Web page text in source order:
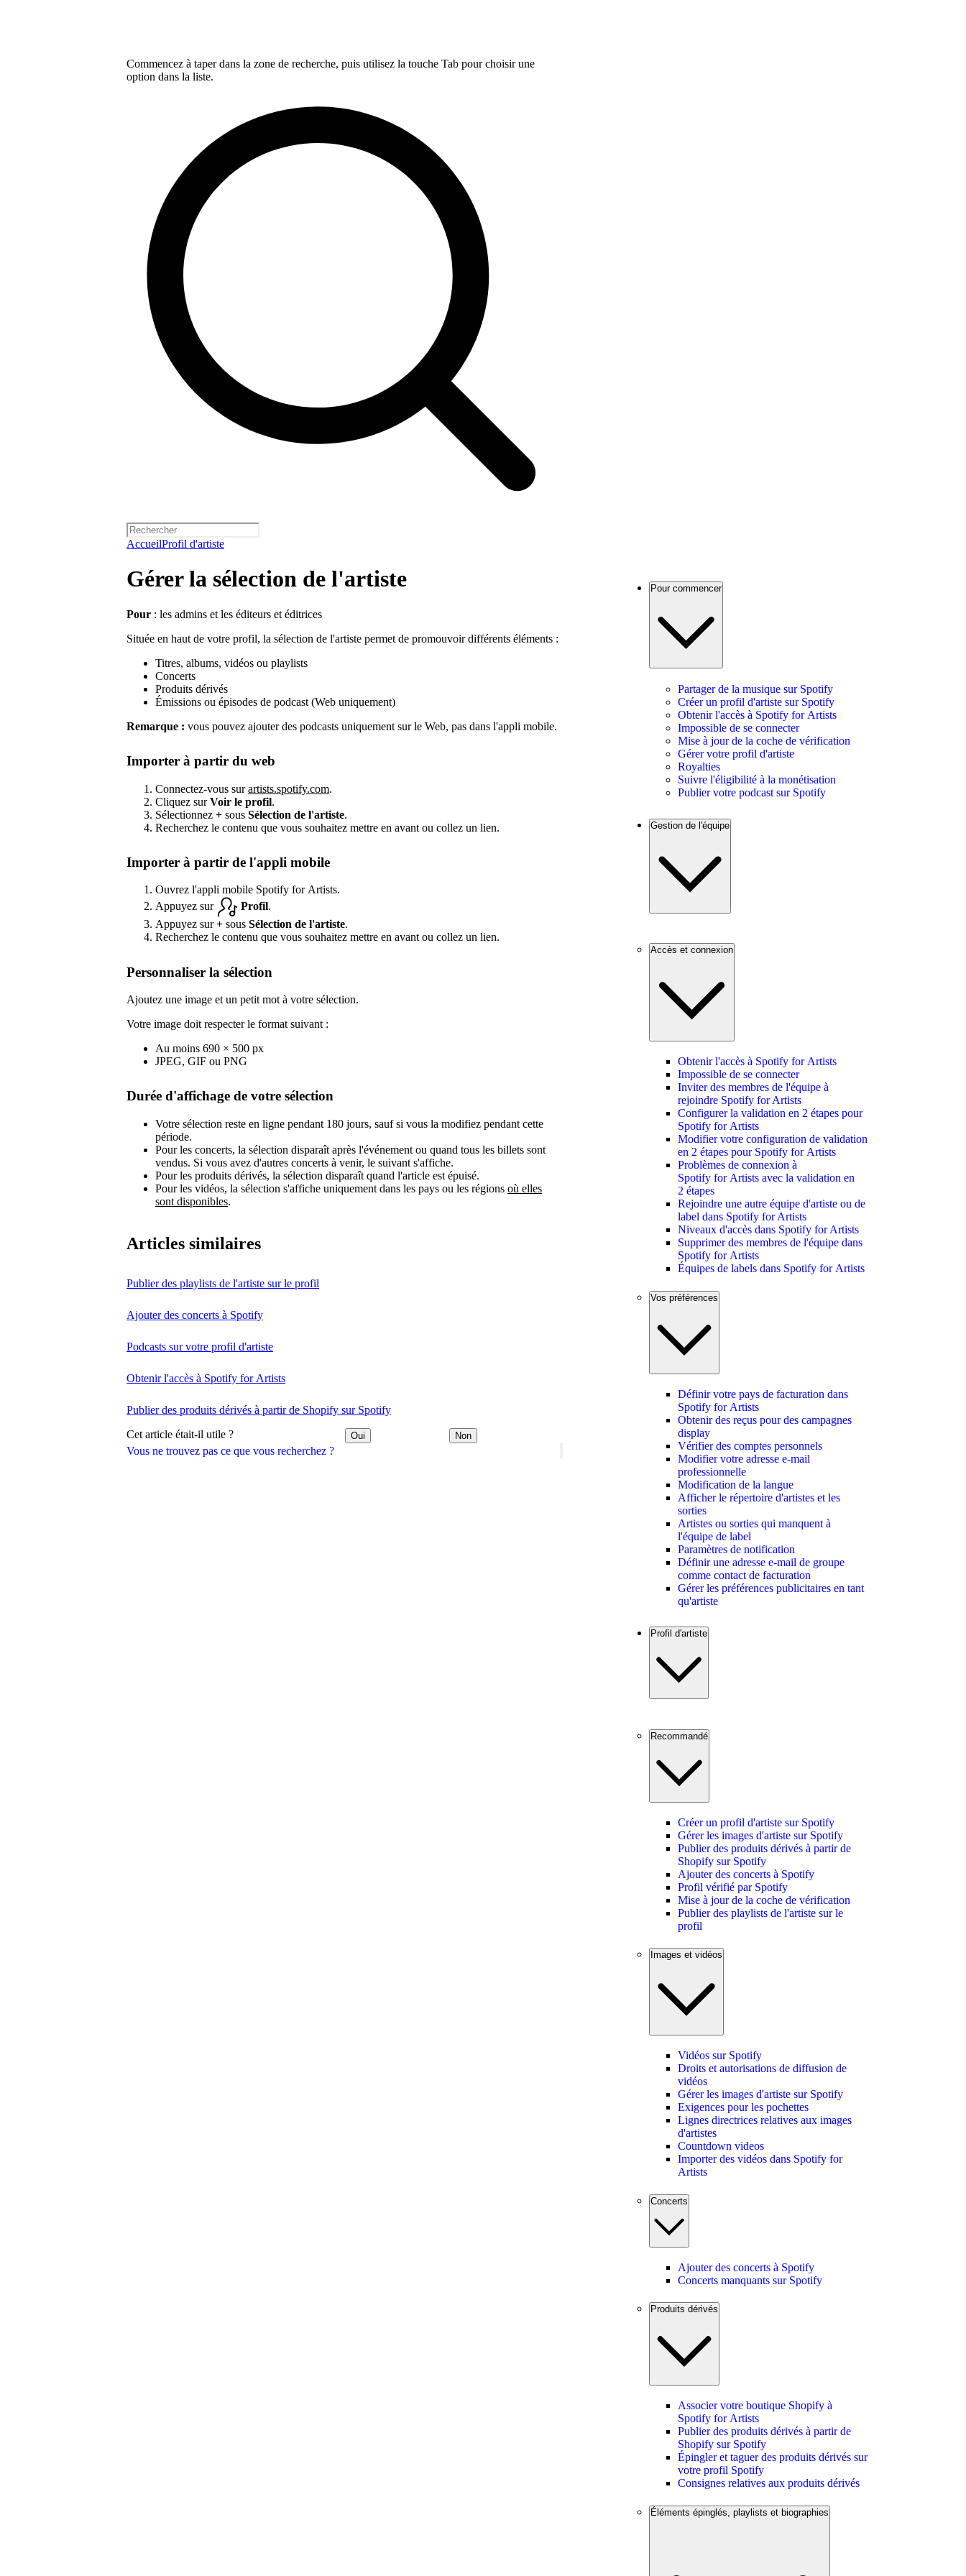
Commencez à taper dans la zone de recherche, puis utilisez la touche Tab pour choisir une
option dans la liste.
AccueilProfil d'artiste
Vous ne trouvez pas ce que vous recherchez ?
Gérer la sélection de l'artiste
Pour : les admins et les éditeurs et éditrices
Située en haut de votre profil, la sélection de l'artiste permet de promouvoir différents éléments :
Titres, albums, vidéos ou playlists
Concerts
Produits dérivés
Émissions ou épisodes de podcast (Web uniquement)
Remarque : vous pouvez ajouter des podcasts uniquement sur le Web, pas dans l'appli mobile.
Importer à partir du web
Connectez-vous surartists.spotify.com.
Cliquez surVoir le profil.
Sélectionnez + sous Sélection de l'artiste.
Recherchez le contenu que vous souhaitez mettre en avant ou collez un lien.
Importer à partir de l'appli mobile
Ouvrez l'appli mobile Spotify for Artists.
Appuyez sur
Profil.
Appuyez sur+ sous Sélection de l'artiste.
Recherchez le contenu que vous souhaitez mettre en avant ou collez un lien.
Personnaliser la sélection
Ajoutez une image et un petit mot à votre sélection.
Votre image doit respecter le format suivant :
Au moins 690 × 500 px
JPEG, GIF ou PNG
Durée d'affichage de votre sélection
Votre sélection reste en ligne pendant 180 jours, sauf si vous la modifiez pendant cette
période.
Pour les concerts, la sélection disparaît après l'événement ou quand tous les billets sont
vendus. Si vous avez d'autres concerts à venir, le suivant s'affiche.
Pour les produits dérivés, la sélection disparaît quand l'article est épuisé.
Pour les vidéos, la sélection s'affiche uniquement dans les pays ou les régions où elles
sont disponibles.
Articles similaires
Publier des playlists de l'artiste sur le profil
Ajouter des concerts à Spotify
Podcasts sur votre profil d'artiste
Obtenir l'accès à Spotify for Artists
Publier des produits dérivés à partir de Shopify sur Spotify
Cet article était-il utile ? Oui Non
Pour commencer
Partager de la musique sur Spotify
Créer un profil d'artiste sur Spotify
Obtenir l'accès à Spotify for Artists
Impossible de se connecter
Mise à jour de la coche de vérification
Gérer votre profil d'artiste
Royalties
Suivre l'éligibilité à la monétisation
Publier votre podcast sur Spotify
Gestion de l'équipe
Accès et connexion
Obtenir l'accès à Spotify for Artists
Impossible de se connecter
Inviter des membres de l'équipe à
rejoindre Spotify for Artists
Configurer la validation en 2 étapes pour
Spotify for Artists
Modifier votre configuration de validation
en 2 étapes pour Spotify for Artists
Problèmes de connexion à
Spotify for Artists avec la validation en
2 étapes
Rejoindre une autre équipe d'artiste ou de
label dans Spotify for Artists
Niveaux d'accès dans Spotify for Artists
Supprimer des membres de l'équipe dans
Spotify for Artists
Équipes de labels dans Spotify for Artists
Vos préférences
Définir votre pays de facturation dans
Spotify for Artists
Obtenir des reçus pour des campagnes
display
Vérifier des comptes personnels
Modifier votre adresse e-mail
professionnelle
Modification de la langue
Afficher le répertoire d'artistes et les
sorties
Artistes ou sorties qui manquent à
l'équipe de label
Paramètres de notification
Définir une adresse e-mail de groupe
comme contact de facturation
Gérer les préférences publicitaires en tant
qu'artiste
Profil d'artiste
Recommandé
Créer un profil d'artiste sur Spotify
Gérer les images d'artiste sur Spotify
Publier des produits dérivés à partir de
Shopify sur Spotify
Ajouter des concerts à Spotify
Profil vérifié par Spotify
Mise à jour de la coche de vérification
Publier des playlists de l'artiste sur le
profil
Images et vidéos
Vidéos sur Spotify
Droits et autorisations de diffusion de
vidéos
Gérer les images d'artiste sur Spotify
Exigences pour les pochettes
Lignes directrices relatives aux images
d'artistes
Countdown videos
Importer des vidéos dans Spotify for
Artists
Concerts
Ajouter des concerts à Spotify
Concerts manquants sur Spotify
Produits dérivés
Associer votre boutique Shopify à
Spotify for Artists
Publier des produits dérivés à partir de
Shopify sur Spotify
Épingler et taguer des produits dérivés sur
votre profil Spotify
Consignes relatives aux produits dérivés
Éléments épinglés, playlists et biographies